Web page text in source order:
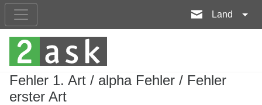
Land
Fehler 1. Art / alpha Fehler / Fehler
erster Art